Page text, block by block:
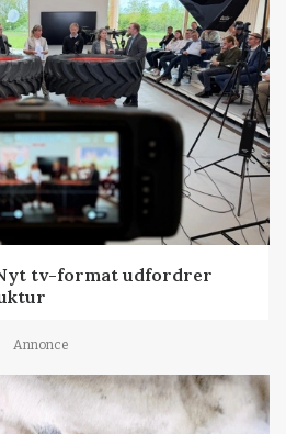
tv-format udfordrer
Annonce